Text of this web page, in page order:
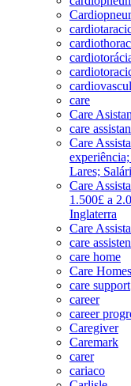
care
Care
care
Care
Lares;
Care
1.500£ a
Inglaterra
Care
care
care home
Care Homes
care support
career
career
Caregiver
Caremark
carer
cariaco